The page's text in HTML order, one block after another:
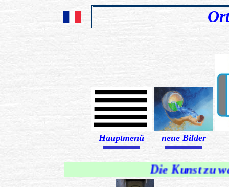
Hauptmenü neue Bilder
Die Kunst zu